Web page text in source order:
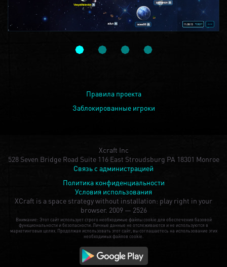
Правила проекта
Заблокированные игроки
Xcraft Inc
528 Seven Bridge Road Suite 116 East Stroudsburg PA 18301 Monroe
Связь с администрацией
Политика конфиденциальности
Условия использования
XCraft is a space strategy without installation: play right in your
browser. 2009 — 2526
Внимание: Этот сайт использует строго необходимые файлы cookie для обеспечения базовой
функциональности и безопасности. Личные данные не отслеживаются и не используются в
маркетинговых целях. Продолжая использовать этот сайт, вы соглашаетесь на использование этих
необходимых файлов cookie.